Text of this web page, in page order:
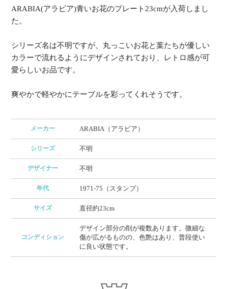
ARABIA(アラビア)青いお花のプレート23cmが入荷しまし
た。
シリーズ名は不明ですが、丸っこいお花と葉たちが優しい
カラーで流れるようにデザインされており、レトロ感が可
愛らしいお品です。
爽やかで軽やかにテーブルを彩ってくれそうです。
メーカー ARABIA（アラビア）
シリーズ 不明
デザイナー 不明
年代 1971-75（スタンプ）
サイズ 直径約23cm
コンディション
デザイン部分の削が複数あります。微細な
傷が広がるものの、色艶はあり、普段使い
に良い状態です。